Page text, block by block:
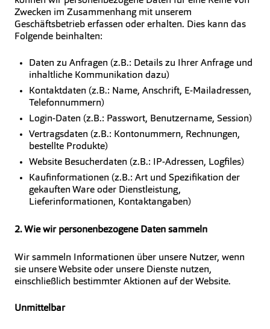
Zwecken im Zusammenhang mit unserem
Geschäftsbetrieb erfassen oder erhalten. Dies kann das
Folgende beinhalten:
Daten zu Anfragen (z.B.: Details zu Ihrer Anfrage und
inhaltliche Kommunikation dazu)
Kontaktdaten (z.B.: Name, Anschrift, E-Mailadressen,
Telefonnummern)
Login-Daten (z.B.: Passwort, Benutzername, Session)
Vertragsdaten (z.B.: Kontonummern, Rechnungen,
bestellte Produkte)
Website Besucherdaten (z.B.: IP-Adressen, Logfiles)
Kaufinformationen (z.B.: Art und Spezifikation der
gekauften Ware oder Dienstleistung,
Lieferinformationen, Kontaktangaben)
2. Wie wir personenbezogene Daten sammeln
Wir sammeln Informationen über unsere Nutzer, wenn
sie unsere Website oder unsere Dienste nutzen,
einschließlich bestimmter Aktionen auf der Website.
Unmittelbar